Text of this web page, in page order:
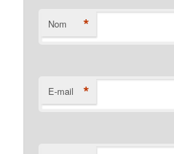
Nom *
E-mail *